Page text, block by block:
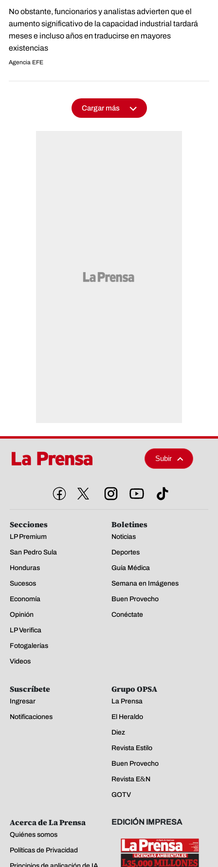
No obstante, funcionarios y analistas advierten que el
aumento significativo de la capacidad industrial tardará
meses e incluso años en traducirse en mayores
existencias
Agencia EFE
Cargar más
Subir
Secciones
LP Premium
San Pedro Sula
Honduras
Sucesos
Economía
Opinión
LP Verifica
Fotogalerías
Videos
Boletines
Noticias
Deportes
Guía Médica
Semana en Imágenes
Buen Provecho
Conéctate
Suscríbete
Ingresar
Notificaciones
Grupo OPSA
La Prensa
El Heraldo
Diez
Revista Estilo
Buen Provecho
Revista E&N
GOTV
Acerca de La Prensa
Quiénes somos
Políticas de Privacidad
EDICIÓN IMPRESA